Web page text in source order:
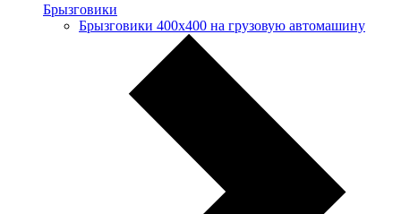
Брызговики
Брызговики 400х400 на грузовую автомашину